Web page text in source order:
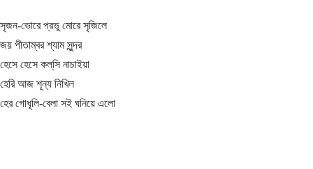
সৃজন-ভোরে প্রভু মোরে সৃজিলে
জয় পীতাম্বর শ্যাম সুন্দর
হেসে হেসে কল্‌সি নাচাইয়া
হেরি আজ শূন্য নিখিল
হের গোধূলি-বেলা সই ঘনিয়ে এলো